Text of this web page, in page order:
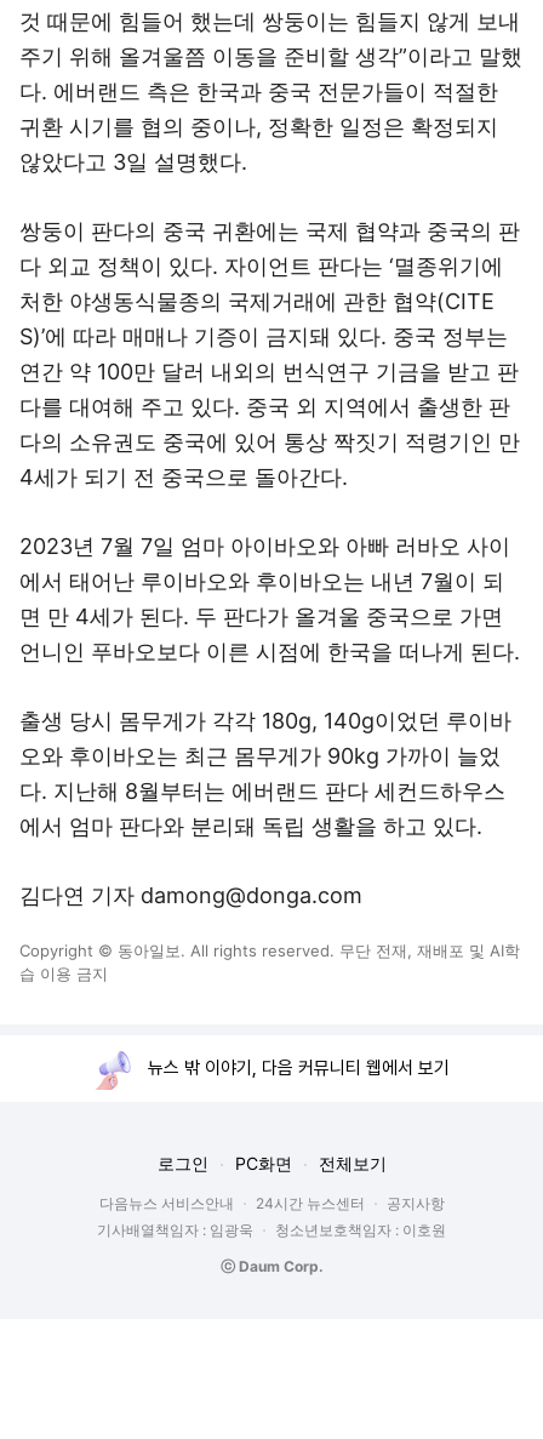
것 때문에 힘들어 했는데 쌍둥이는 힘들지 않게 보내
주기 위해 올겨울쯤 이동을 준비할 생각”이라고 말했
다. 에버랜드 측은 한국과 중국 전문가들이 적절한
귀환 시기를 협의 중이나, 정확한 일정은 확정되지
않았다고 3일 설명했다.
쌍둥이 판다의 중국 귀환에는 국제 협약과 중국의 판
다 외교 정책이 있다. 자이언트 판다는 ‘멸종위기에
처한 야생동식물종의 국제거래에 관한 협약(CITE
S)’에 따라 매매나 기증이 금지돼 있다. 중국 정부는
연간 약 100만 달러 내외의 번식연구 기금을 받고 판
다를 대여해 주고 있다. 중국 외 지역에서 출생한 판
다의 소유권도 중국에 있어 통상 짝짓기 적령기인 만
4세가 되기 전 중국으로 돌아간다.
2023년 7월 7일 엄마 아이바오와 아빠 러바오 사이
에서 태어난 루이바오와 후이바오는 내년 7월이 되
면 만 4세가 된다. 두 판다가 올겨울 중국으로 가면
언니인 푸바오보다 이른 시점에 한국을 떠나게 된다.
출생 당시 몸무게가 각각 180g, 140g이었던 루이바
오와 후이바오는 최근 몸무게가 90kg 가까이 늘었
다. 지난해 8월부터는 에버랜드 판다 세컨드하우스
에서 엄마 판다와 분리돼 독립 생활을 하고 있다.
김다연 기자 damong@donga.com
Copyright © 동아일보. All rights reserved. 무단 전재, 재배포 및 AI학
습 이용 금지
뉴스 밖 이야기, 다음 커뮤니티 웹에서 보기
로그인 PC화면 전체보기
다음뉴스 서비스안내 24시간 뉴스센터
공지사항
기사배열책임자 : 임광욱
청소년보호책임자 : 이호원
ⓒ Daum Corp.